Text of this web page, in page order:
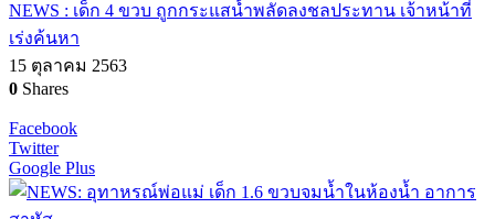
NEWS : เด็ก 4 ขวบ ถูกกระแสน้ำพลัดลงชลประทาน เจ้าหน้าที่
เร่งค้นหา
15 ตุลาคม 2563
0 Shares
Facebook
Twitter
Google Plus